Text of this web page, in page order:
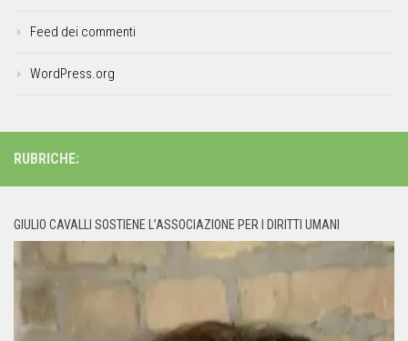
Feed dei commenti
WordPress.org
RUBRICHE:
GIULIO CAVALLI SOSTIENE L’ASSOCIAZIONE PER I DIRITTI UMANI